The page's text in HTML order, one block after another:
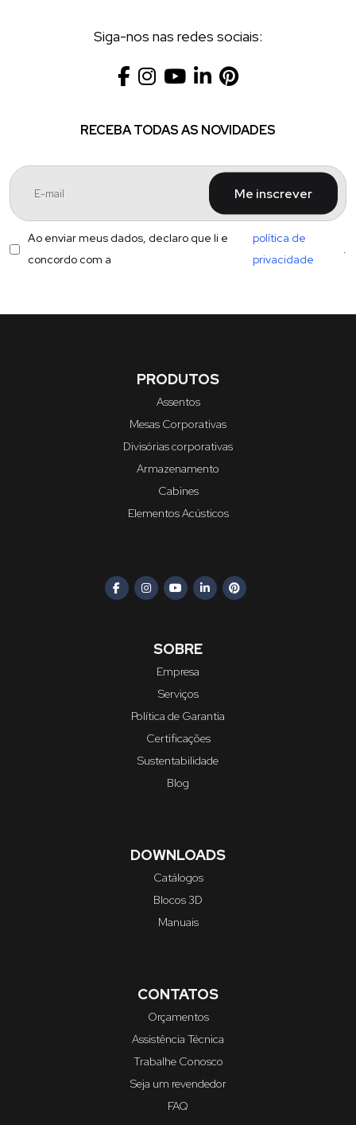
Siga-nos nas redes sociais:
RECEBA TODAS AS NOVIDADES
Me inscrever
Ao enviar meus dados, declaro que li e
concordo com a
política de
privacidade
PRODUTOS
Assentos
Mesas Corporativas
Divisórias corporativas
Armazenamento
Cabines
Elementos Acústicos
SOBRE
Empresa
Serviços
Política de Garantia
Certificações
Sustentabilidade
Blog
DOWNLOADS
Catálogos
Blocos 3D
Manuais
CONTATOS
Orçamentos
Assistência Técnica
Trabalhe Conosco
Seja um revendedor
FAQ